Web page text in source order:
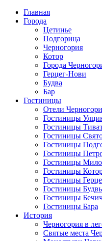
Главная
Города
Цетинье
Подгорица
Черногория
Котор
Города
Герцег-Нови
Будва
Бар
Гостиницы
Отели
Гостиницы
Гостиницы
Гостиницы
Гостиницы
Гостиницы
Гостиницы
Гостиницы
Гостиницы
Гостиницы
Гостиницы
Гостиницы Бара
История
Черногория в
Святые места